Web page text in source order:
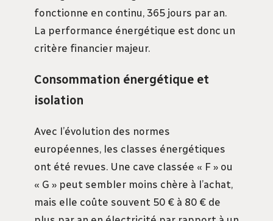
fonctionne en continu, 365 jours par an.
La performance énergétique est donc un
critère financier majeur.
Consommation énergétique et
isolation
Avec l’évolution des normes
européennes, les classes énergétiques
ont été revues. Une cave classée « F » ou
« G » peut sembler moins chère à l’achat,
mais elle coûte souvent 50 € à 80 € de